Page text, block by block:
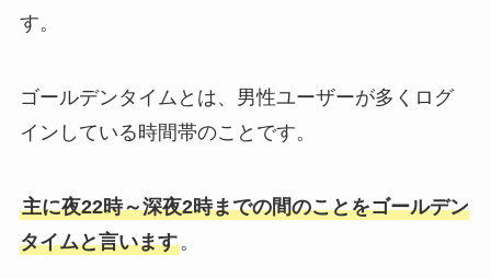
す。
ゴールデンタイムとは、男性ユーザーが多くログ
インしている時間帯のことです。
主に夜22時～深夜2時までの間のことをゴールデン
タイムと言います。